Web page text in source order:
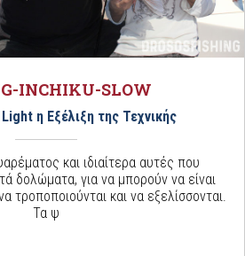
INCHIKU-SLOW
η Εξέλιξη της Τεχνικής
και ιδιαίτερα αυτές που
δολώματα, για να μπορούν να είναι
τροποποιούνται και να εξελίσσονται.
Τα ψ